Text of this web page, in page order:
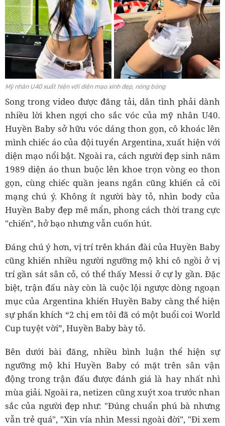
Mỹ nhân U40 xuất hiện với diện mạo xinh đẹp, nóng bỏng
Song trong video được đăng tải, dân tình phải dành
nhiều lời khen ngợi cho sắc vóc của mỹ nhân U40.
Huyền Baby sở hữu vóc dáng thon gọn, cô khoác lên
mình chiếc áo của đội tuyển Argentina, xuất hiện với
diện mạo nổi bật. Ngoài ra, cách người đẹp sinh năm
1989 diện áo thun buộc lên khoe trọn vòng eo thon
gọn, cùng chiếc quần jeans ngắn cũng khiến cả cõi
mạng chú ý. Không ít người bày tỏ, nhìn body của
Huyền Baby đẹp mê mẩn, phong cách thời trang cực
"chiến", hở bạo nhưng vẫn cuốn hút.
Đáng chú ý hơn, vị trí trên khán đài của Huyền Baby
cũng khiến nhiều người ngưỡng mộ khi cô ngồi ở vị
trí gần sát sân cỏ, có thể thấy Messi ở cự ly gần. Đặc
biệt, trận đấu này còn là cuộc lội ngược dòng ngoạn
mục của Argentina khiến Huyền Baby càng thể hiện
sự phấn khích “2 chị em tôi đã có một buổi coi World
Cup tuyệt vời”, Huyền Baby bày tỏ.
Bên dưới bài đăng, nhiều bình luận thể hiện sự
ngưỡng mộ khi Huyền Baby có mặt trên sân vận
động trong trận đấu được đánh giá là hay nhất nhì
mùa giải. Ngoài ra, netizen cũng xuýt xoa trước nhan
sắc của người đẹp như: "Đúng chuẩn phú bà nhưng
vẫn trẻ quá", "Xin vía nhìn Messi ngoài đời", "Đi xem